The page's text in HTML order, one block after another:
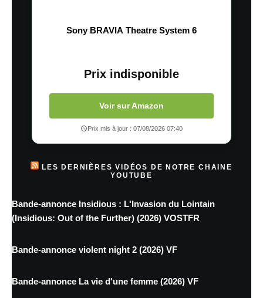
Sony BRAVIA Theatre System 6
Prix indisponible
Voir sur Amazon
Prix mis à jour : 07/08/2026 07:40
LES DERNIÈRES VIDÉOS DE NOTRE CHAINE
YOUTUBE
Bande-annonce Insidious : L'Invasion du Lointain
(Insidious: Out of the Further) (2026) VOSTFR
Bande-annonce violent night 2 (2026) VF
Bande-annonce La vie d'une femme (2026) VF